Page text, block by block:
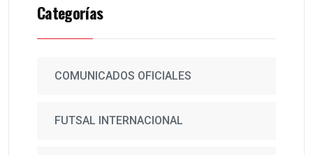
Categorías
COMUNICADOS OFICIALES
FUTSAL INTERNACIONAL